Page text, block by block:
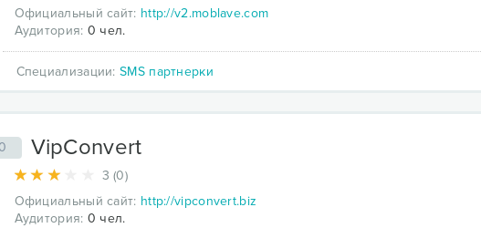
Официальный сайт: http://v2.moblave.com
Аудитория: 0 чел.
Специализации:SMS партнерки
VipConvert
3 (0)
Официальный сайт: http://vipconvert.biz
Аудитория: 0 чел.